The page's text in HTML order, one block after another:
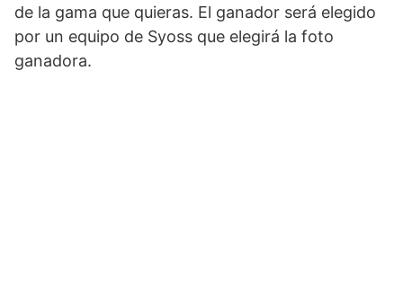
de la gama que quieras. El ganador será elegido
por un equipo de Syoss que elegirá la foto
ganadora.